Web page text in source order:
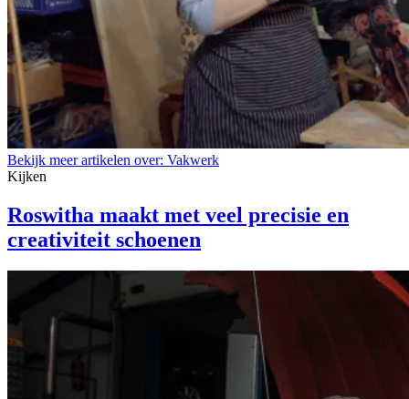
Bekijk meer artikelen over: Vakwerk
Kijken
Roswitha maakt met veel precisie en
creativiteit schoenen